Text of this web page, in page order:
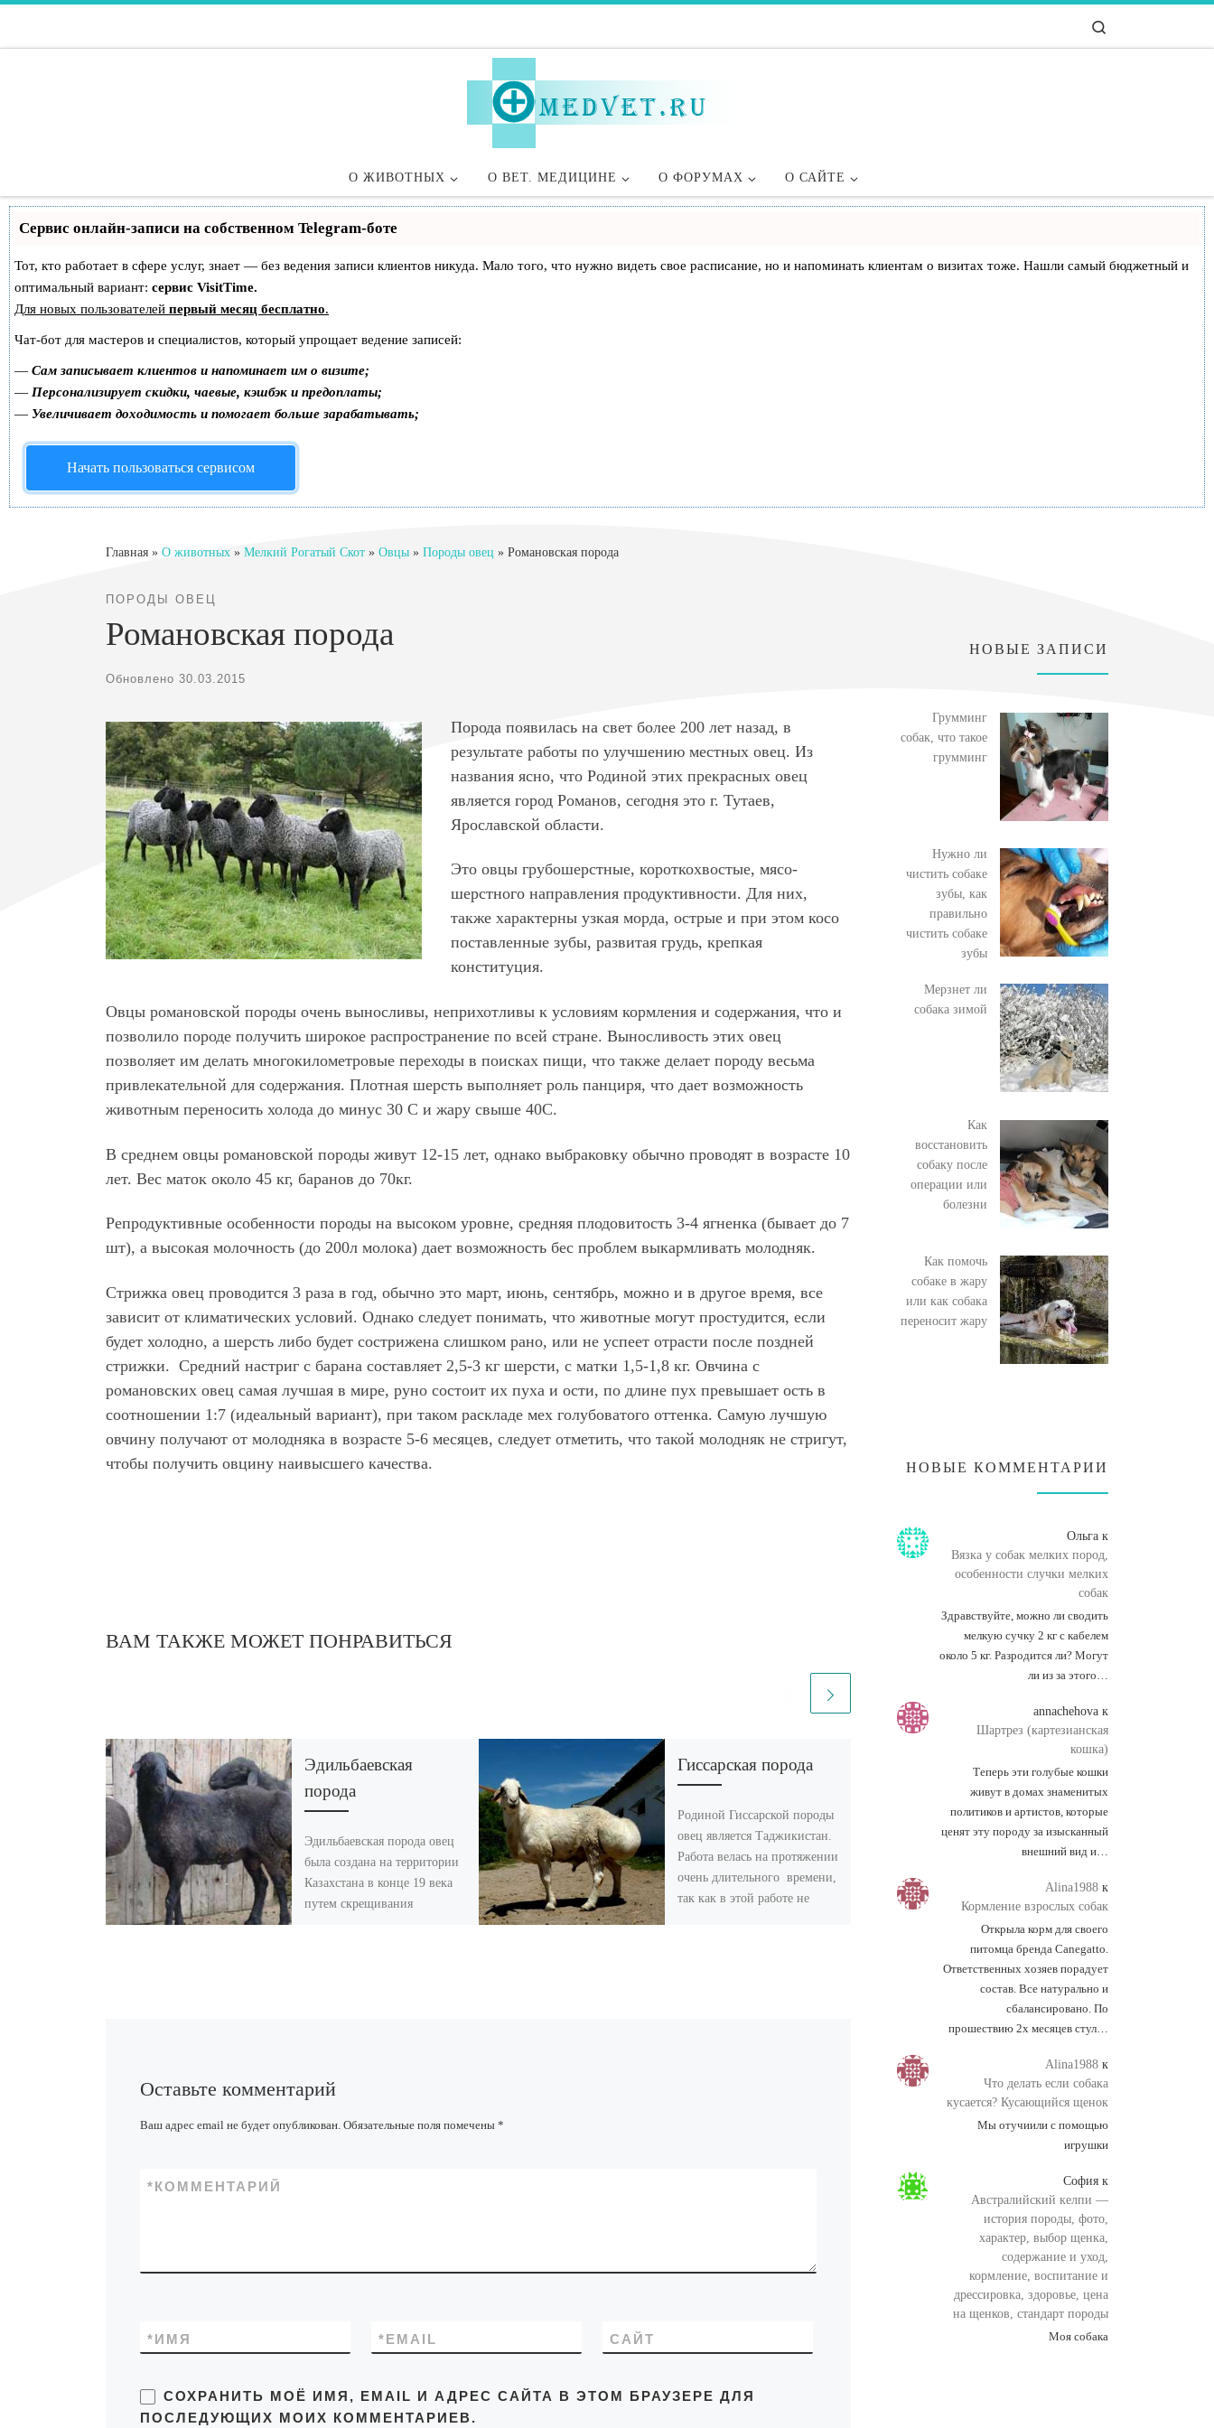
О ЖИВОТНЫХ О ВЕТ. МЕДИЦИНЕ О ФОРУМАХ О САЙТЕ
Сервис онлайн-записи на собственном Telegram-боте
Тот, кто работает в сфере услуг, знает — без ведения записи клиентов никуда. Мало того, что нужно видеть свое расписание, но и напоминать клиентам о визитах тоже. Нашли самый бюджетный и
оптимальный вариант: сервис VisitTime.
Для новых пользователей первый месяц бесплатно.
Чат-бот для мастеров и специалистов, который упрощает ведение записей:
— Сам записывает клиентов и напоминает им о визите;
— Персонализирует скидки, чаевые, кэшбэк и предоплаты;
— Увеличивает доходимость и помогает больше зарабатывать;
Начать пользоваться сервисом
Главная » О животных » Мелкий Рогатый Скот » Овцы » Породы овец » Романовская порода
ПОРОДЫ ОВЕЦ
Романовская порода
Обновлено 30.03.2015
Порода появилась на свет более 200 лет назад, в
результате работы по улучшению местных овец. Из
названия ясно, что Родиной этих прекрасных овец
является город Романов, сегодня это г. Тутаев,
Ярославской области.
Это овцы грубошерстные, короткохвостые, мясо-
шерстного направления продуктивности. Для них,
также характерны узкая морда, острые и при этом косо
поставленные зубы, развитая грудь, крепкая
конституция.
Овцы романовской породы очень выносливы, неприхотливы к условиям кормления и содержания, что и
позволило породе получить широкое распространение по всей стране. Выносливость этих овец
позволяет им делать многокилометровые переходы в поисках пищи, что также делает породу весьма
привлекательной для содержания. Плотная шерсть выполняет роль панциря, что дает возможность
животным переносить холода до минус 30 С и жару свыше 40С.
В среднем овцы романовской породы живут 12-15 лет, однако выбраковку обычно проводят в возрасте 10
лет. Вес маток около 45 кг, баранов до 70кг.
Репродуктивные особенности породы на высоком уровне, средняя плодовитость 3-4 ягненка (бывает до 7
шт), а высокая молочность (до 200л молока) дает возможность бес проблем выкармливать молодняк.
Стрижка овец проводится 3 раза в год, обычно это март, июнь, сентябрь, можно и в другое время, все
зависит от климатических условий. Однако следует понимать, что животные могут простудится, если
будет холодно, а шерсть либо будет сострижена слишком рано, или не успеет отрасти после поздней
стрижки. Средний настриг с барана составляет 2,5-3 кг шерсти, с матки 1,5-1,8 кг. Овчина с
романовских овец самая лучшая в мире, руно состоит их пуха и ости, по длине пух превышает ость в
соотношении 1:7 (идеальный вариант), при таком раскладе мех голубоватого оттенка. Самую лучшую
овчину получают от молодняка в возрасте 5-6 месяцев, следует отметить, что такой молодняк не стригут,
чтобы получить овцину наивысшего качества.
ВАМ ТАКЖЕ МОЖЕТ ПОНРАВИТЬСЯ
Эдильбаевская
порода
Эдильбаевская порода овец
была создана на территории
Казахстана в конце 19 века
путем скрещивания
Гиссарская порода
Родиной Гиссарской породы
овец является Таджикистан.
Работа велась на протяжении
очень длительного времени,
так как в этой работе не
Кавказская порода
Порода была выведена в в
госплемзаводах
«Большевик» и
Сначала выведением породы
занимался […]
Уникальные
возможности от
SeoHammer
анализируется по трем
пакетам оценки:
Трафик и SMM.
SeoHammer делает
продвижение сайта
прозрачным и простым
занятием. Ссылки,
вечные ссылки, статьи,
Оставьте комментарий
Ваш адрес email не будет опубликован. Обязательные поля помечены *
КОММЕНТАРИЙ
*
ИМЯ
* EMAIL
* САЙТ
СОХРАНИТЬ МОЁ ИМЯ, EMAIL И АДРЕС САЙТА В ЭТОМ БРАУЗЕРЕ ДЛЯ
ПОСЛЕДУЮЩИХ МОИХ КОММЕНТАРИЕВ.
НОВЫЕ ЗАПИСИ
Грумминг
собак, что такое
грумминг
Нужно ли
чистить собаке
зубы, как
правильно
чистить собаке
зубы
Мерзнет ли
собака зимой
Как
восстановить
собаку после
операции или
болезни
Как помочь
собаке в жару
или как собака
переносит жару
НОВЫЕ КОММЕНТАРИИ
Ольга к
Вязка у собак мелких пород,
особенности случки мелких
собак
Здравствуйте, можно ли сводить
мелкую сучку 2 кг с кабелем
около 5 кг. Разродится ли? Могут
ли из за этого…
annachehova к
Шартрез (картезианская
кошка)
Теперь эти голубые кошки
живут в домах знаменитых
политиков и артистов, которые
ценят эту породу за изысканный
внешний вид и…
Alina1988 к
Кормление взрослых собак
Открыла корм для своего
питомца бренда Canegatto.
Ответственных хозяев порадует
состав. Все натурально и
сбалансировано. По
прошествию 2х месяцев стул…
Alina1988 к
Что делать если собака
кусается? Кусающийся щенок
Мы отучиили с помощью
игрушки
София к
Австралийский келпи —
история породы, фото,
характер, выбор щенка,
содержание и уход,
кормление, воспитание и
дрессировка, здоровье, цена
на щенков, стандарт породы
Моя собака